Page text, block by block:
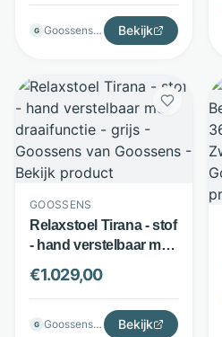
G Goossenswonen Bekijk
GOOSSENS
Relaxstoel Tirana - stof
- hand verstelbaar met
draaifunctie - grijs -
Goossens
€1.029,00
G Goossenswonen Bekijk